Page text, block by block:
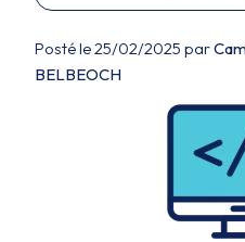
Posté le 25/02/2025 par
BELBEOCH